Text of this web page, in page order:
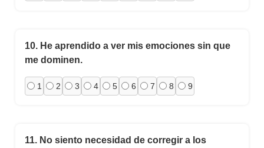
10. He aprendido a ver mis emociones sin que
me dominen.
1 2 3 4 5 6 7 8 9
11. No siento necesidad de corregir a los